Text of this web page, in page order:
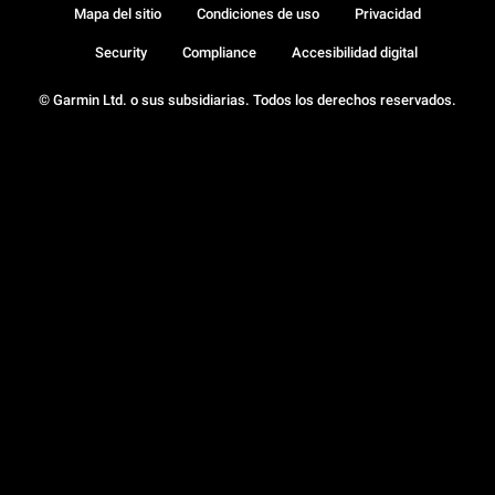
© Garmin Ltd. o sus subsidiarias. Todos los derechos reservados.
Mapa del sitio Condiciones de uso Privacidad
Security Compliance Accesibilidad digital